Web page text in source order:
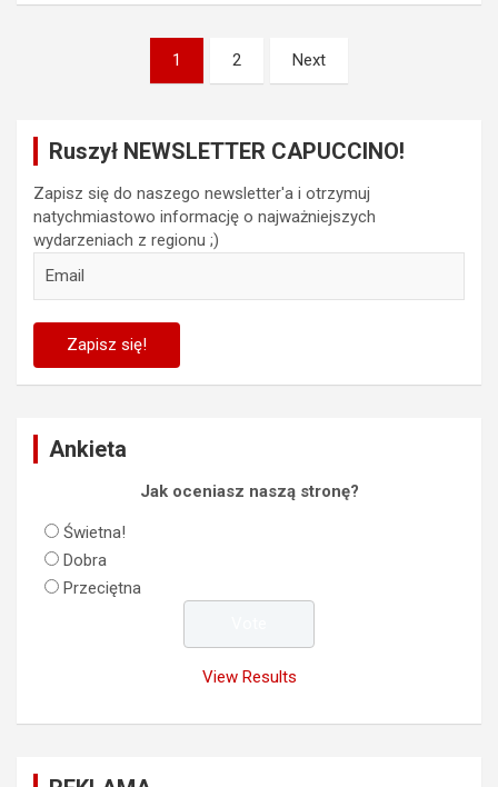
Stronicowanie
1 2 Next
Ruszył NEWSLETTER CAPUCCINO!
Zapisz się do naszego newsletter'a i otrzymuj
natychmiastowo informację o najważniejszych
wydarzeniach z regionu ;)
Ankieta
Jak oceniasz naszą stronę?
Świetna!
Dobra
Przeciętna
View Results